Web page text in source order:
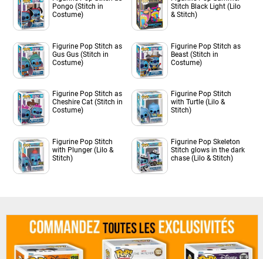
Pongo (Stitch in
Costume)
Stitch Black Light (Lilo
& Stitch)
Figurine Pop Stitch as
Gus Gus (Stitch in
Costume)
Figurine Pop Stitch as
Beast (Stitch in
Costume)
Figurine Pop Stitch as
Cheshire Cat (Stitch in
Costume)
Figurine Pop Stitch
with Turtle (Lilo &
Stitch)
Figurine Pop Stitch
with Plunger (Lilo &
Stitch)
Figurine Pop Skeleton
Stitch glows in the dark
chase (Lilo & Stitch)